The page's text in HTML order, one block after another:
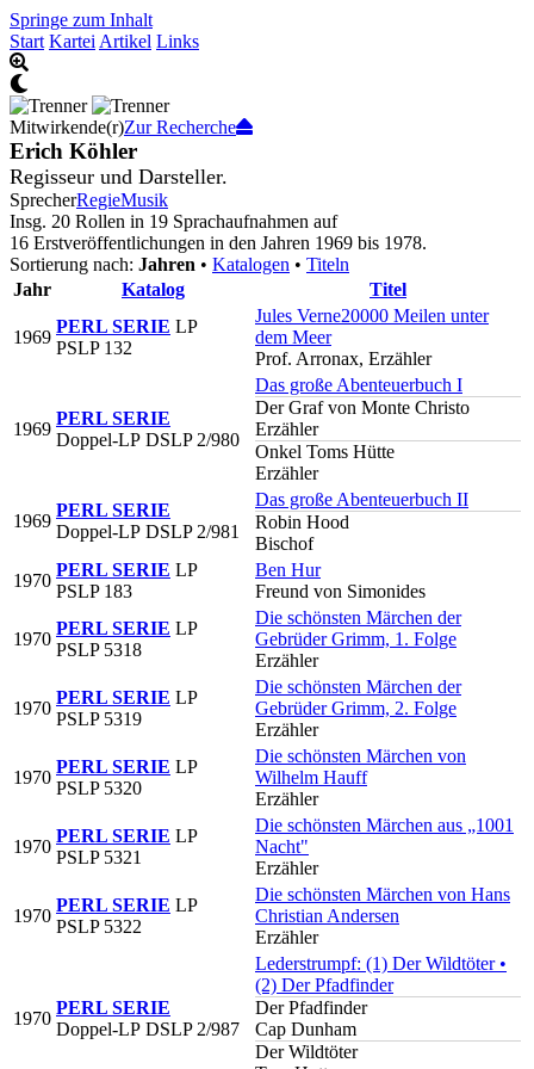
Springe zum Inhalt
Start Kartei Artikel Links
Mitwirkende(r)Zur Recherche
Erich Köhler
Regisseur und Darsteller.
SprecherRegieMusik
Insg. 20 Rollen in 19 Sprachaufnahmen auf
16 Erstveröffentlichungen in den Jahren 1969 bis 1978.
Sortierung nach: Jahren • Katalogen • Titeln
Jahr
Katalog Titel
1969
PERL SERIE LP
PSLP 132
Jules Verne20000 Meilen unter
dem Meer
Prof. Arronax, Erzähler
1969
PERL SERIE
Doppel-LP DSLP 2/980
Das große Abenteuerbuch I
Der Graf von Monte Christo
Erzähler
Onkel Toms Hütte
Erzähler
1969
PERL SERIE
Doppel-LP DSLP 2/981
Das große Abenteuerbuch II
Robin Hood
Bischof
1970
PERL SERIE LP
PSLP 183
Ben Hur
Freund von Simonides
1970
PERL SERIE LP
PSLP 5318
Die schönsten Märchen der
Gebrüder Grimm, 1. Folge
Erzähler
1970
PERL SERIE LP
PSLP 5319
Die schönsten Märchen der
Gebrüder Grimm, 2. Folge
Erzähler
1970
PERL SERIE LP
PSLP 5320
Die schönsten Märchen von
Wilhelm Hauff
Erzähler
1970
PERL SERIE LP
PSLP 5321
Die schönsten Märchen aus „1001
Nacht"
Erzähler
1970
PERL SERIE LP
PSLP 5322
Die schönsten Märchen von Hans
Christian Andersen
Erzähler
1970
PERL SERIE
Doppel-LP DSLP 2/987
Lederstrumpf: (1) Der Wildtöter •
(2) Der Pfadfinder
Der Pfadfinder
Cap Dunham
Der Wildtöter